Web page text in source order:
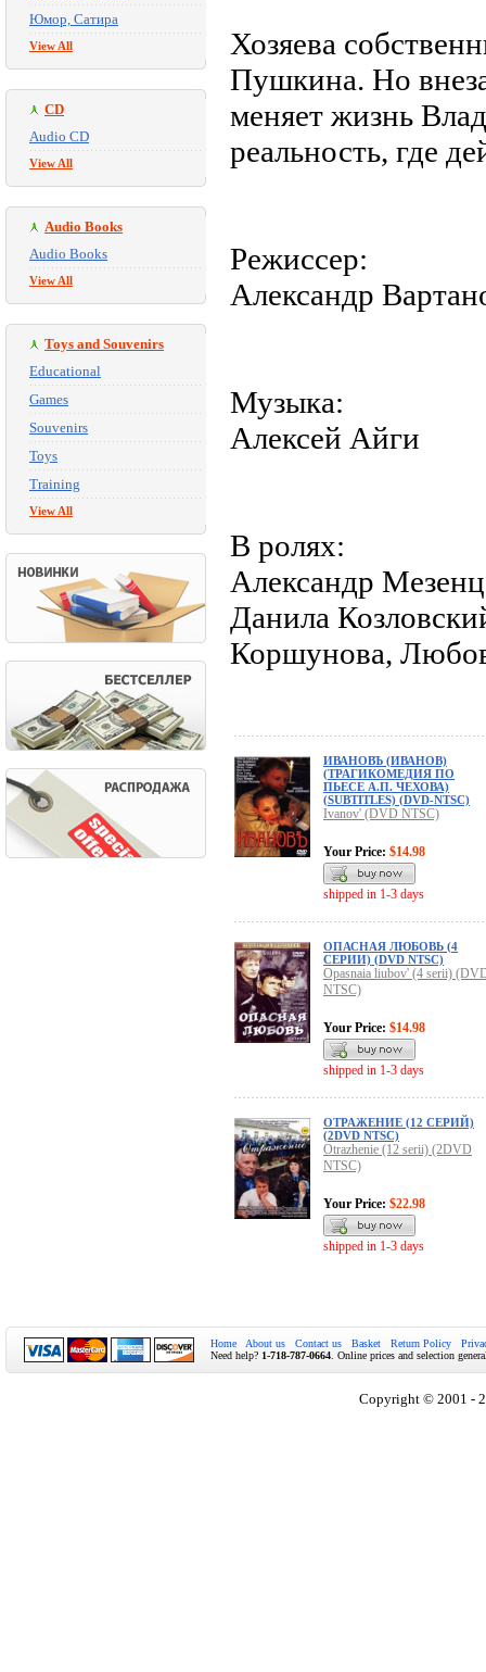
Юмор, Сатира
View All
CD
Audio CD
View All
Audio Books
Audio Books
View All
Toys and Souvenirs
Educational
Games
Souvenirs
Toys
Training
View All
Хозяева
Пушкина. Но
меняет жизнь
реальность, где
Режиссер:
Александр
Музыка:
Алексей Айги
В ролях:
Александр
Данила
Коршунова,
ИВАНОВЪ (ИВАНОВ)
(ТРАГИКОМЕДИЯ ПО
ПЬЕСЕ А.П. ЧЕХОВА)
(SUBTITLES) (DVD-NTSC)
Ivanov' (DVD NTSC)
Your Price: $14.98
shipped in 1-3 days
ОПАСНАЯ ЛЮБОВЬ (4
СЕРИИ) (DVD NTSC)
Opasnaia liubov' (4 serii)
NTSC)
Your Price: $14.98
shipped in 1-3 days
ОТРАЖЕНИЕ (12 СЕРИЙ)
(2DVD NTSC)
Otrazhenie (12 serii) (2DVD
NTSC)
Your Price: $22.98
shipped in 1-3 days
Home About us Contact us Basket Return Policy
Need help? 1-718-787-0664 . Online prices and selection
Copyright © 2001 -